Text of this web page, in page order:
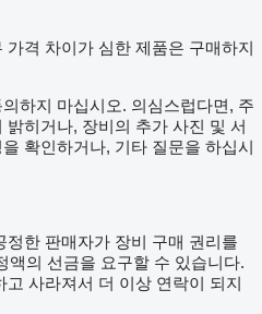
격 차이가 심한 제품은 구매하지
하지 마십시오. 의심스럽다면, 주
히거나, 장비의 추가 사진 및 서
확인하거나, 기타 질문을 하십시
한 판매자가 장비 구매 권리를
액의 선금을 요구할 수 있습니다.
사라져서 더 이상 연락이 되지